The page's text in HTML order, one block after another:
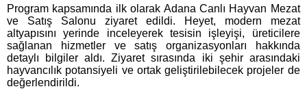
Program kapsamında ilk olarak Adana Canlı Hayvan Mezat
ve Satış Salonu ziyaret edildi. Heyet, modern mezat
altyapısını yerinde inceleyerek tesisin işleyişi, üreticilere
sağlanan hizmetler ve satış organizasyonları hakkında
detaylı bilgiler aldı. Ziyaret sırasında iki şehir arasındaki
hayvancılık potansiyeli ve ortak geliştirilebilecek projeler de
değerlendirildi.